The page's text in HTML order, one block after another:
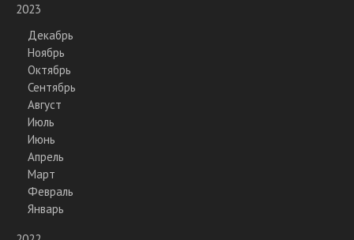
2023
Декабрь
Ноябрь
Октябрь
Сентябрь
Август
Июль
Июнь
Апрель
Март
Февраль
Январь